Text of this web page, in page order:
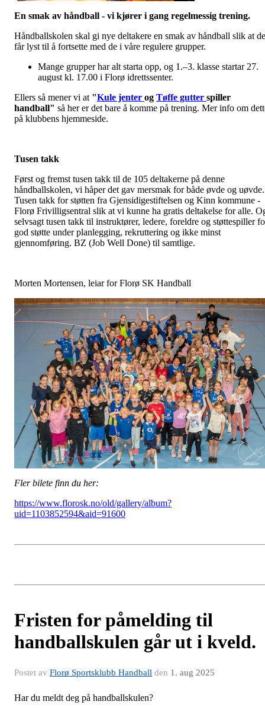
En smak av håndball - vi kjører i gang regelmessig trening.
Håndballskolen skal gi nye deltakere en smak av håndball slik at de
får lyst til å fortsette med de i våre regulere grupper.
Mange grupper har alt starta opp, og 1.–3. klasse startar 27.
august kl. 17.00 i Florø idrettssenter.
Ellers så mener vi at "Kule jenter og Tøffe gutter spiller
handball" så her er det bare å komme på trening. Mer info om
på klubbens hjemmeside.
Tusen takk
Først og fremst tusen takk til de 105 deltakerne på denne
håndballskolen, vi håper det gav mersmak for både øvde og uøvde.
Tusen takk for støtten fra Gjensidigestiftelsen og Kinn kommune -
Florø Frivilligsentral slik at vi kunne ha gratis deltakelse for alle.
selvsagt tusen takk til instruktører, ledere, foreldre og støttespiller
god støtte under planlegging, rekruttering og ikke minst
gjennomføring. BZ (Job Well Done) til samtlige.
Morten Mortensen, leiar for Florø SK Handball
Fler bilete finn du her:
https://www.florosk.no/old/gallery/album?
uid=1103852594&aid=91600
Fristen for påmelding til
handballskulen går ut i kveld.
Postet av Florø Sportsklubb Handball den 1. aug 2025
Har du meldt deg på handballskulen?